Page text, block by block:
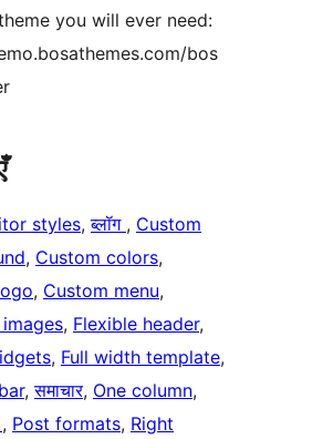
you will ever need:
bos
styles, ब्लॉग , Custom
, Custom colors
, Custom menu
, Flexible header
, Full width template
, समाचार, One column
, Post formats, Right